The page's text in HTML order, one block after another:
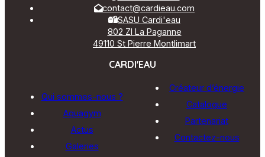
contact@cardieau.com
SASU Cardi'eau
802 ZI La Paganne
49110 St Pierre Montlimart
CARDI'EAU
Qui sommes-nous ?
Aquagym
Actus
Galeries
Créateur d’énergie
Catalogue
Partenariat
Contactez-nous